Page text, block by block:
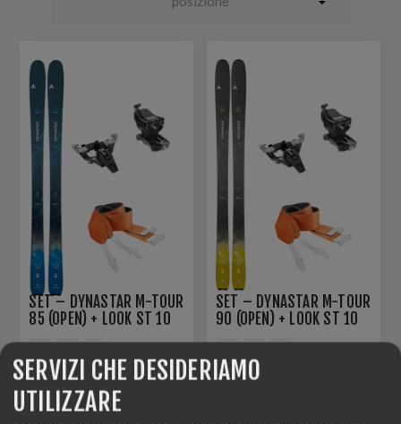
SET – DYNASTAR M-TOUR
85 (OPEN) + LOOK ST 10
€799,00
SET – DYNASTAR M-TOUR
90 (OPEN) + LOOK ST 10
€699,00
SERVIZI CHE DESIDERIAMO
UTILIZZARE